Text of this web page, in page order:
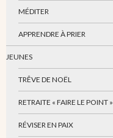
MÉDITER
APPRENDRE À PRIER
JEUNES
TRÊVE DE NOËL
RETRAITE « FAIRE LE POINT »
RÉVISER EN PAIX